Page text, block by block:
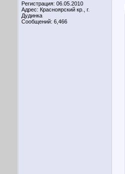
Регистрация: 06.05.2010
Адрес: Красноярский кр., г.
Дудинка
Сообщений: 6,466